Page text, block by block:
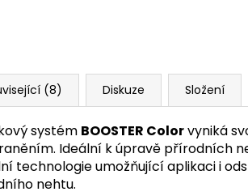
(8) Diskuze Složení
systém BOOSTER Colorvyniká
Ideální k úpravě přírodních
technologie umožňující aplikaci i
nehtu.